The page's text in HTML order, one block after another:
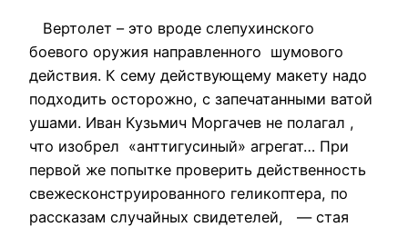
Вертолет – это вроде слепухинского
боевого оружия направленного шумового
действия. К сему действующему макету надо
подходить осторожно, с запечатанными ватой
ушами. Иван Кузьмич Моргачев не полагал ,
что изобрел «анттигусиный» агрегат… При
первой же попытке проверить действенность
свежесконструированного геликоптера, по
рассказам случайных свидетелей, — стая